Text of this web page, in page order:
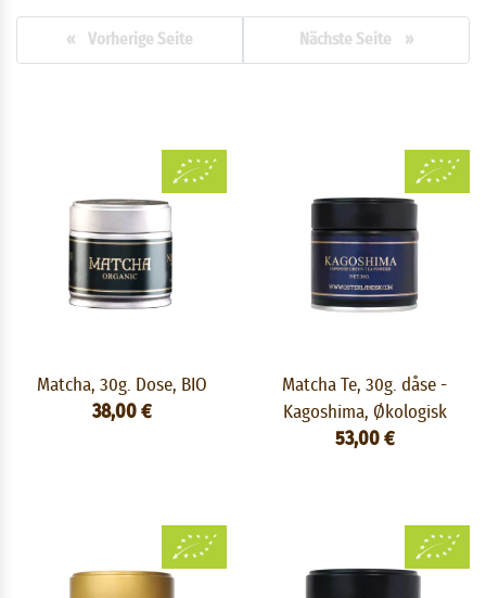
« Vorherige Seite Nächste Seite »
Matcha, 30g. Dose, BIO
38,00 €
Matcha Te, 30g. dåse -
Kagoshima, Økologisk
53,00 €